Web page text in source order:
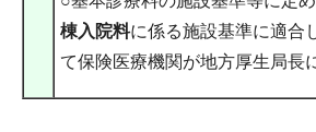
棟入院料に係る施設基準に適合
て保険医療機関が地方厚生局長